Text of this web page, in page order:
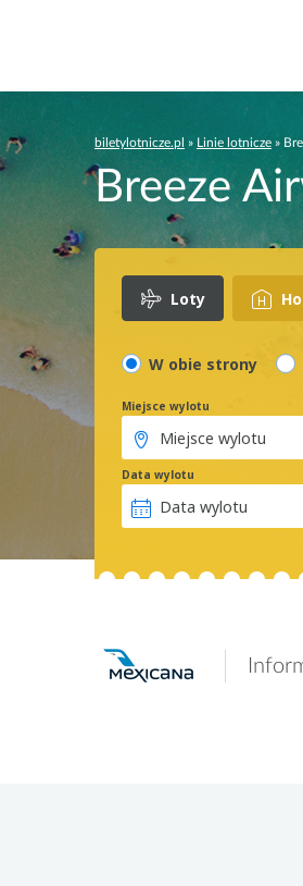
biletylotnicze.pl » Linie lotnicze »
Breeze
Loty
W obie strony
Miejsce wylotu
Data wylotu